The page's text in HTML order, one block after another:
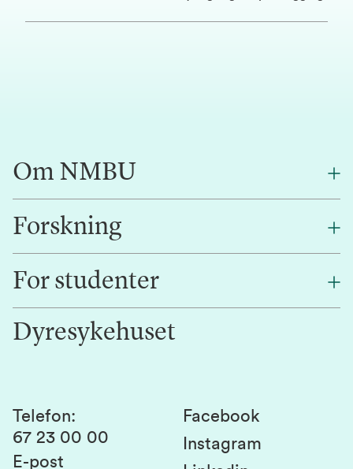
Om NMBU
Om oss
Alumni
Kontakt oss
Forskning
Forskning
Innovasjon
For studenter
Studentlivet
Studier og emner
Studenttinget
Dyresykehuset
Telefon:
67 23 00 00
E-post
Facebook
Instagram